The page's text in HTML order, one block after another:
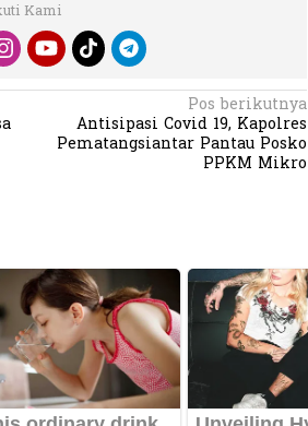
Kami
Pos berikutnya
Antisipasi Covid 19, Kapolres
Pematangsiantar Pantau Posko
PPKM Mikro
dalam
Internasional